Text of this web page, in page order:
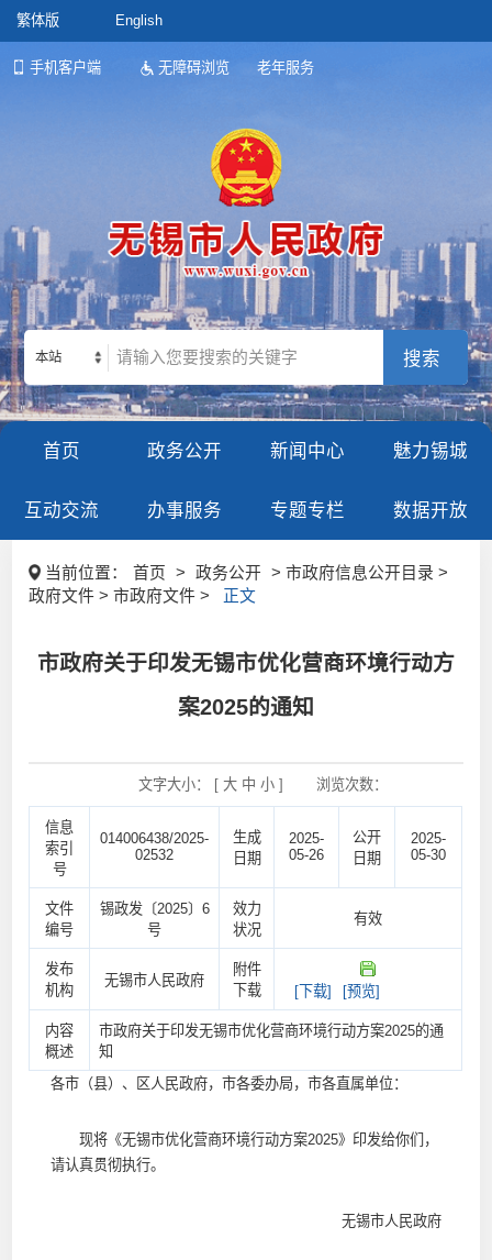
繁体版 English
手机客户端 无障碍浏览 老年服务
本站
首页 政务公开 新闻中心 魅力锡城
互动交流 办事服务 专题专栏 数据开放
当前位置： 首页 > 政务公开
> 市政府信息公开目录 >
政府文件 > 市政府文件 >
正文
市政府关于印发无锡市优化营商环境行动方
案2025的通知
文字大小： [ 大 中 小] 浏览次数：
信息
索引
号
014006438/2025-
02532
生成
日期
2025-
05-26
公开
日期
2025-
05-30
文件
编号
锡政发〔2025〕6
号
效力
状况
有效
发布
机构
无锡市人民政府
附件
下载
[下载] [预览]
内容
概述
市政府关于印发无锡市优化营商环境行动方案2025的通
知
各市（县）、区人民政府，市各委办局，市各直属单位：
现将《无锡市优化营商环境行动方案2025》印发给你们，
请认真贯彻执行。
无锡市人民政府